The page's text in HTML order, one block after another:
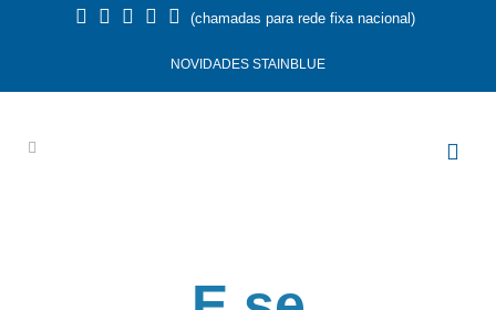
(chamadas para rede fixa nacional)
NOVIDADES STAINBLUE